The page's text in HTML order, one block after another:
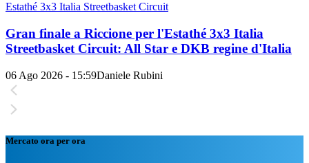
Estathé 3x3 Italia Streetbasket Circuit
Gran finale a Riccione per l'Estathé 3x3 Italia
Streetbasket Circuit: All Star e DKB regine d'Italia
06 Ago 2026 - 15:59Daniele Rubini
Mercato ora per ora